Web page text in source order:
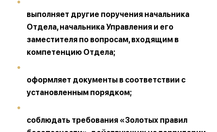
выполняет другие поручения начальника
Отдела, начальника Управления и его
заместителя по вопросам, входящим в
компетенцию Отдела;
оформляет документы в соответствии с
установленным порядком;
соблюдать требования «Золотых правил